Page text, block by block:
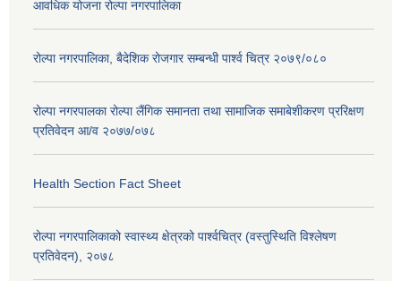
आवधिक योजना रोल्पा नगरपालिका
रोल्पा नगरपालिका, बैदेशिक रोजगार सम्बन्धी पार्श्व चित्र २०७९/०८०
रोल्पा नगरपालका रोल्पा लैंगिक समानता तथा सामाजिक समाबेशीकरण प्ररिक्षण
प्रतिवेदन आ/व २०७७/०७८
Health Section Fact Sheet
रोल्पा नगरपालिकाको स्वास्थ्य क्षेत्रको पार्श्वचित्र (वस्तुस्थिति विश्लेषण
प्रतिवेदन), २०७८